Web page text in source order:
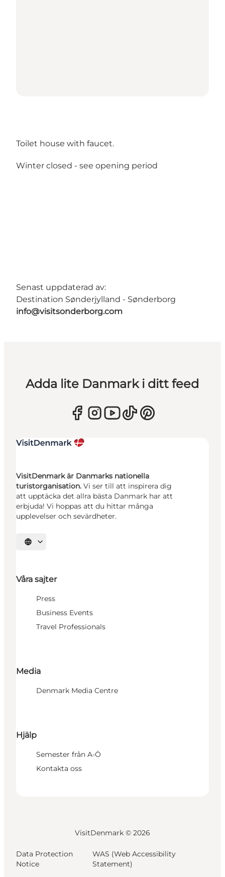
Toilet house with faucet.
Winter closed - see opening period
Senast uppdaterad av:
Destination Sønderjylland - Sønderborg
info@visitsonderborg.com
Adda lite Danmark i ditt feed
VisitDenmark är Danmarks nationella
turistorganisation. Vi ser till att inspirera dig
att upptäcka det allra bästa Danmark har att
erbjuda! Vi hoppas att du hittar många
upplevelser och sevärdheter.
Välj språk
Våra sajter
Press
Business Events
Travel Professionals
Media
Denmark Media Centre
Hjälp
Semester från A-Ö
Kontakta oss
VisitDenmark © 2026
Data Protection
Notice
WAS (Web Accessibility
Statement)